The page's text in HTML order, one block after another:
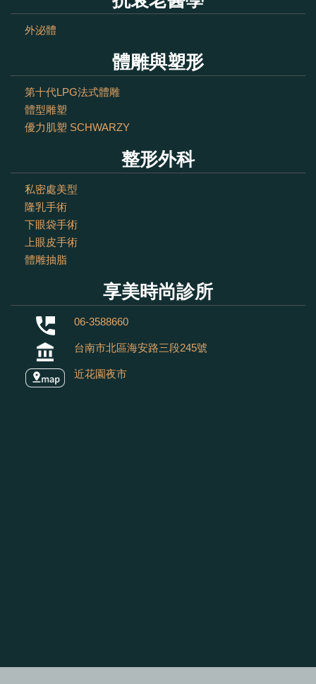
外泌體
體雕與塑形
第十代LPG法式體雕
體型雕塑
優力肌塑 SCHWARZY
整形外科
私密處美型
隆乳手術
下眼袋手術
上眼皮手術
體雕抽脂
享美時尚診所
06-3588660
台南市北區海安路三段245號
近花園夜市